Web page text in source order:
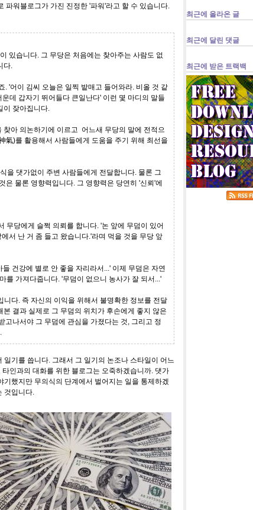
파워블로그가 가진 진정한 '파워'라고 할 수 있습니다.
있습니다. 그 무당은 처음에는 찾아주는 사람도 없
다.
. '어이 김씨 오늘은 일찍 밭매고 들어와라. 비올 것 같
데 갑자기 뛰어들다 큰일난다' 이런 몇 마디의 말들
이 잦아집니다.
아 의논하기에 이르고 어느새 무당의 말에 전적으
氣)를 활용해서 사람들에게 도움을 주기 위해 최선을
을 댓가없이 주변 사람들에게 전달합니다. 물론 그
은 물론 영향력입니다. 그 영향력은 당연히 '신뢰'에
무당에게 슬쩍 의뢰를 합니다. '논 앞에 무덤이 있어
서 난 거 좀 들고 왔습니다.'라며 먹을 것을 무당 앞
건강에 별로 안 좋을 자리라서...' 이제 무덤은 자연
를 가져다줍니다. '무덤이 없으니 농사가 잘 되서...'
니다. 즉 자신의 이익을 위해서 불명확한 정보를 전달
결과 실제로 그 무덤의 위치가 후손에게 좋지 않은
고나서야 그 무덤에 관심을 가졌다는 것, 그리고 정
기를 씁니다. 그래서 그 일기의 논조나 스타일이 어느
인과의 대화를 위한 블로그는 오죽하겠습니까. 댓가
했지만 무의식의 단계에서 벌어지는 일을 통제하겠
것입니다.
최근에 올라온 글
최근에 달린 댓글
최근에 받은 트랙백